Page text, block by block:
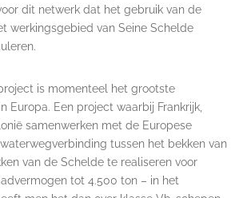
dit netwerk dat het gebruik van de
werkingsgebied van Seine Schelde
is momenteel het grootste
Europa. Een project waarbij Frankrijk,
samenwerken met de Europese
tussen het bekken van
van de Schelde te realiseren voor
tot 4.500 ton – in het